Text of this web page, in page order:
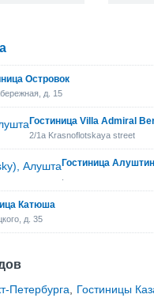
Островок
д. 15
Гостиница Villa Admiral
2/1a Krasnoflotskaya street
Гостиница
Катюша
д. 35
Петербурга Гостиницы